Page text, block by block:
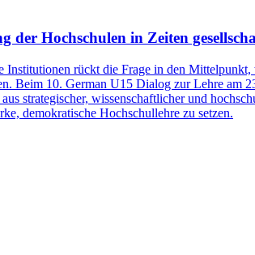
Hochschulen in Zeiten
rückt die Frage in den
Beim 10. German U15 Dialog zur Lehre
strategischer, wissenschaftlicher und
demokratische Hochschullehre zu setzen.